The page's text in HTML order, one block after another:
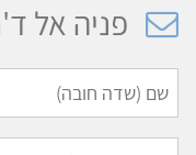
פניה אל